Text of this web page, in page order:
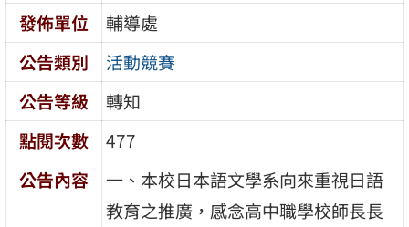
發佈單位
輔導處
公告類別
活動競賽
公告等級
轉知
點閱次數
477
公告內容
一、本校日本語文學系向來重視日語
教育之推廣，感念高中職學校師長長